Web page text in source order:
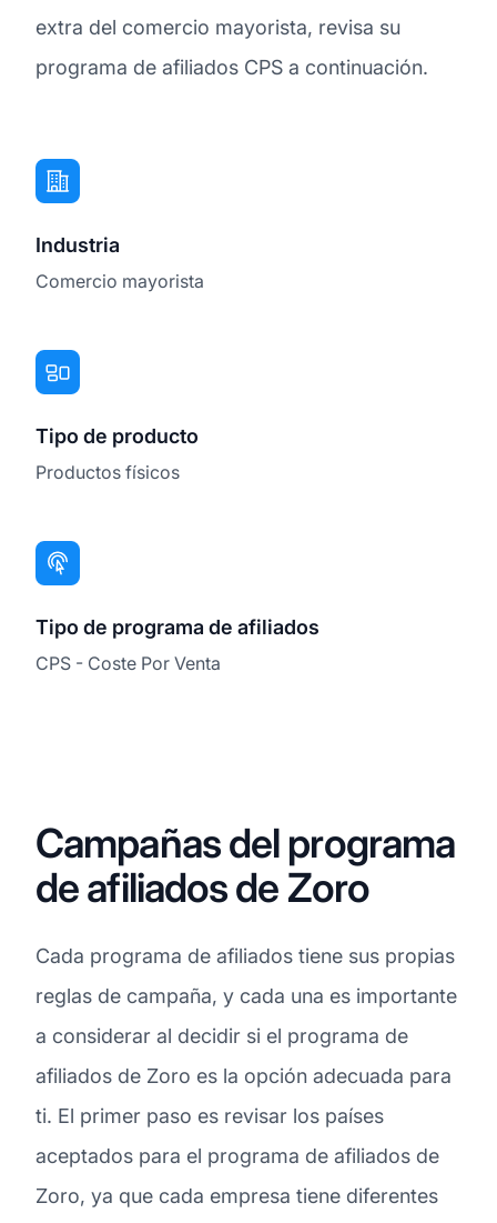
extra del comercio mayorista, revisa su
programa de afiliados CPS a continuación.
Industria
Comercio mayorista
Tipo de producto
Productos físicos
Tipo de programa de afiliados
CPS - Coste Por Venta
Campañas del programa
de afiliados de Zoro
Cada programa de afiliados tiene sus propias
reglas de campaña, y cada una es importante
a considerar al decidir si el programa de
afiliados de Zoro es la opción adecuada para
ti. El primer paso es revisar los países
aceptados para el programa de afiliados de
Zoro, ya que cada empresa tiene diferentes